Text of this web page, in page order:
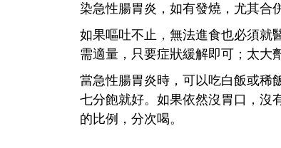
染急性腸胃炎，如有發燒，尤其合
如果嘔吐不止，無法進食也必須就
需適量，只要症狀緩解即可；太大
當急性腸胃炎時，可以吃白飯或稀
七分飽就好。如果依然沒胃口，沒
的比例，分次喝。